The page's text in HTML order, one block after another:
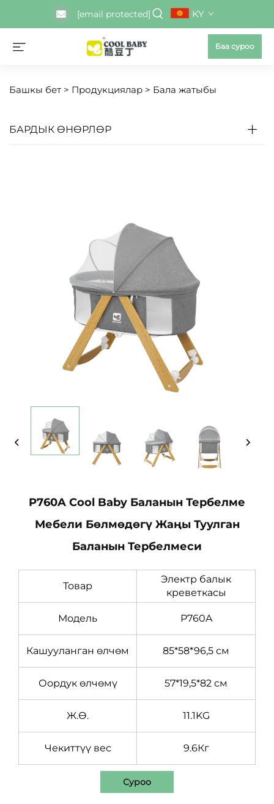
[email protected] KY
Баа суроо
Башкы бет > Продукциялар > Бала жатыбы
БАРДЫК ӨНӨРЛӨР
P760A Cool Baby Баланын Тербелме
Мебели Бөлмөдөгү Жаңы Туулган
Баланын Тербелмеси
Товар
Электр балык
креветкасы
Модель P760A
Кашууланган өлчөм 85*58*96,5 см
Оордук өлчөмү 57*19,5*82 см
Ж.Ө. 11.1KG
Чекиттүү вес 9.6Кг
Суроо